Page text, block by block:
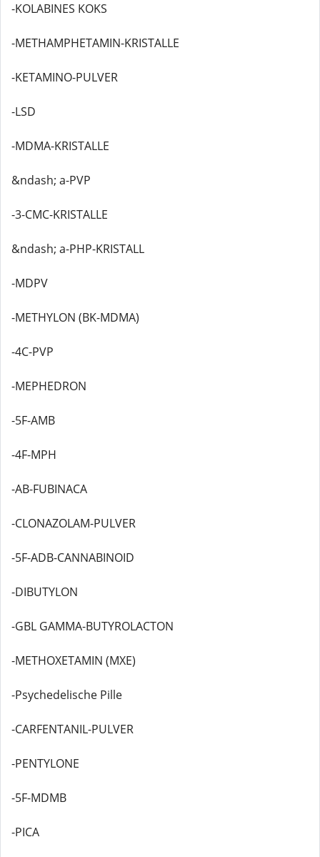
-KOLABINES KOKS
-METHAMPHETAMIN-KRISTALLE
-KETAMINO-PULVER
-LSD
-MDMA-KRISTALLE
&ndash; a-PVP
-3-CMC-KRISTALLE
&ndash; a-PHP-KRISTALL
-MDPV
-METHYLON (BK-MDMA)
-4C-PVP
-MEPHEDRON
-5F-AMB
-4F-MPH
-AB-FUBINACA
-CLONAZOLAM-PULVER
-5F-ADB-CANNABINOID
-DIBUTYLON
-GBL GAMMA-BUTYROLACTON
-METHOXETAMIN (MXE)
-Psychedelische Pille
-CARFENTANIL-PULVER
-PENTYLONE
-5F-MDMB
-PICA